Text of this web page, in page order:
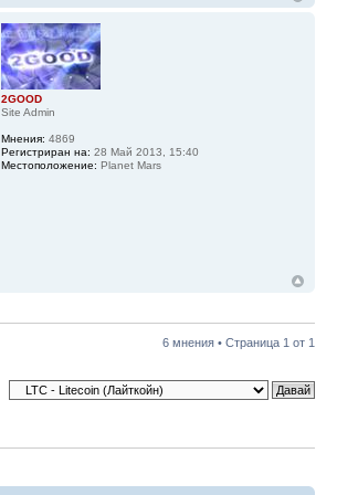
2GOOD
Site Admin
Мнения: 4869
Регистриран на: 28 Май 2013, 15:40
Местоположение: Planet Mars
6 мнения • Страница 1 от 1